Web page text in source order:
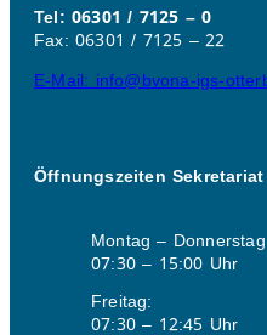
Tel: 06301 / 7125 – 0
Fax: 06301 / 7125 – 22
E-Mail: info@bvona-igs-
Öffnungszeiten Sekretariat
Montag –
07:30 – 15:00 Uhr
Freitag:
07:30 – 12:45 Uhr